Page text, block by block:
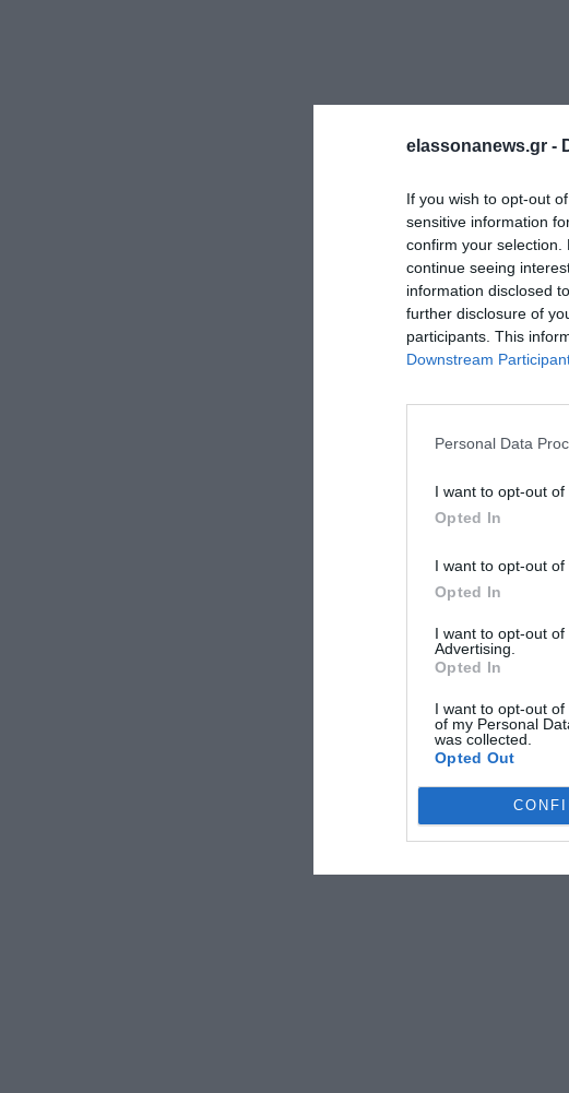
elassonanews.gr -
If you wish to opt-out
sensitive information
confirm your
continue seeing
information disclosed
further disclosure of
participants. This
Downstream
Personal Data
I want to opt-out of
Opted In
I want to opt-out of
Opted In
I want to opt-out
Advertising.
Opted In
I want to opt-out
of my Personal
was collected.
Opted Out
Για να παρέχουμε την
εν λόγω τεχνολογίες θα μας
ιστότοπο. Η μη συγκατάθεση
αρνητικά ορισμένες
ΑΠΟΔΟΧΉ